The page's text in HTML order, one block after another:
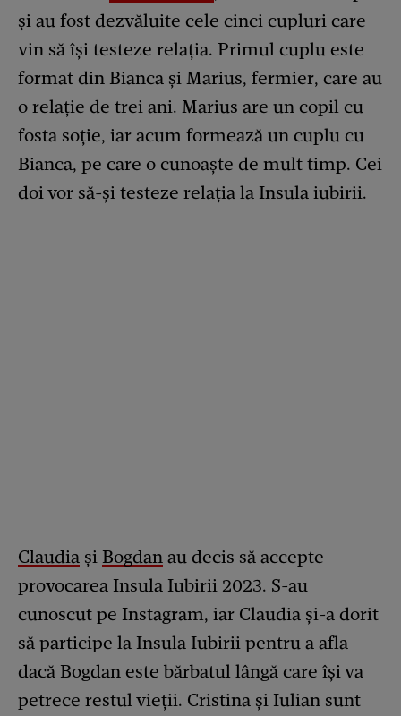
și au fost dezvăluite cele cinci cupluri care
vin să își testeze relația. Primul cuplu este
format din Bianca și Marius, fermier, care au
o relație de trei ani. Marius are un copil cu
fosta soție, iar acum formează un cuplu cu
Bianca, pe care o cunoaște de mult timp. Cei
doi vor să-și testeze relația la Insula iubirii.
Claudia și Bogdan au decis să accepte
provocarea Insula Iubirii 2023. S-au
cunoscut pe Instagram, iar Claudia și-a dorit
să participe la Insula Iubirii pentru a afla
dacă Bogdan este bărbatul lângă care își va
petrece restul vieții. Cristina și Iulian sunt